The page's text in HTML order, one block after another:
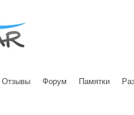
Отзывы Форум Памятки